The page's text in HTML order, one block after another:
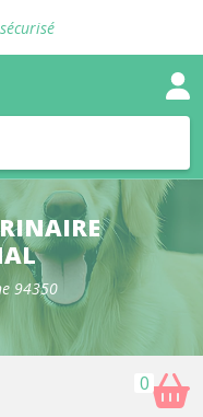
vétérinaire
vétérinaire
vétérinaire
clinique
vétérinaire
94350
0